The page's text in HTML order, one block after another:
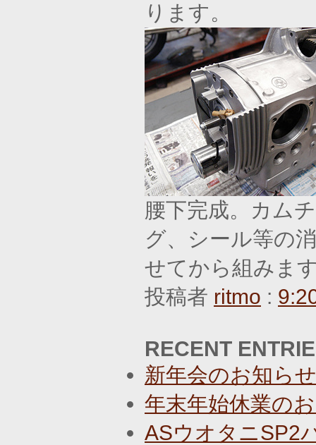
ります。
腰下完成。カム
グ、シール等の
せてから組みま
投稿者 ritmo :
RECENT
新年会のお知らせ
年末年始休業の
ASウオタニSP2